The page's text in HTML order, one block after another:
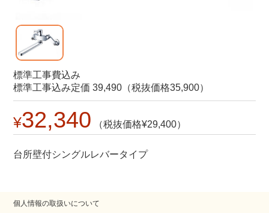
標準工事費込み
標準工事込み定価 39,490（税抜価格35,900）
32,340 29,400
台所壁付シングルレバータイプ
個人情報の取扱いについて